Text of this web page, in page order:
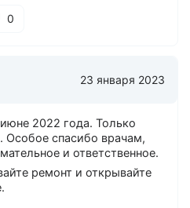
0
23 января 2023
2022 года. Только
спасибо врачам,
и ответственное.
ремонт и открывайте